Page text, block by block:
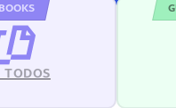
TODOS